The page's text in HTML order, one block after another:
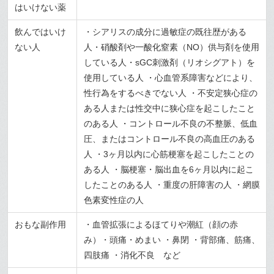
はいけない薬
飲んではいけ
ない人
・シアリスの成分に過敏症の既往歴がある
人・硝酸剤や一酸化窒素（NO）供与剤を使用
している人・sGC刺激剤（リオシグアト）を
使用している人 ・心血管系障害などにより、
性行為をするべきでない人 ・不安定狭心症の
ある人または性交中に狭心症を起こしたこと
のある人 ・コントロール不良の不整脈、低血
圧、またはコントロール不良の高血圧のある
人 ・3ヶ月以内に心筋梗塞を起こしたことの
ある人 ・脳梗塞・脳出血を6ヶ月以内に起こ
したことのある人 ・重度の肝障害の人 ・網膜
色素変性症の人
おもな副作用
・血管拡張によるほてりや潮紅（顔の赤
み）・頭痛・めまい ・鼻閉 ・背部痛、筋痛、
四肢痛 ・消化不良 など